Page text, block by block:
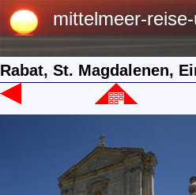
mittelmeer-
Rabat, St. Magdalenen,